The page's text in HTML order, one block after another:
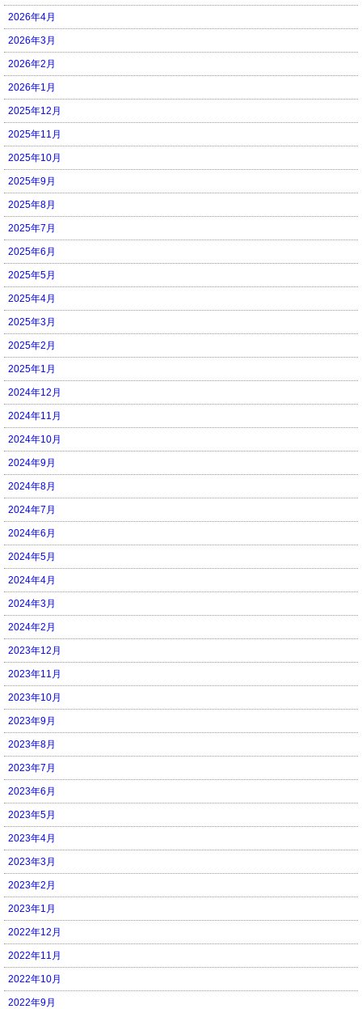
2026年4月
2026年3月
2026年2月
2026年1月
2025年12月
2025年11月
2025年10月
2025年9月
2025年8月
2025年7月
2025年6月
2025年5月
2025年4月
2025年3月
2025年2月
2025年1月
2024年12月
2024年11月
2024年10月
2024年9月
2024年8月
2024年7月
2024年6月
2024年5月
2024年4月
2024年3月
2024年2月
2023年12月
2023年11月
2023年10月
2023年9月
2023年8月
2023年7月
2023年6月
2023年5月
2023年4月
2023年3月
2023年2月
2023年1月
2022年12月
2022年11月
2022年10月
2022年9月